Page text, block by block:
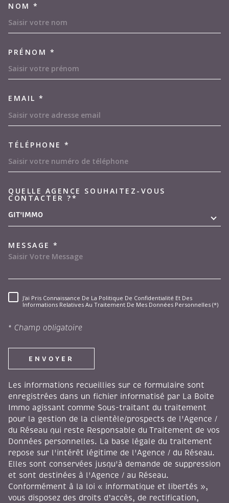
NOM *
PRÉNOM *
EMAIL *
TÉLÉPHONE *
QUELLE AGENCE SOUHAITEZ-VOUS
CONTACTER ?*
GIT'IMMO
MESSAGE *
RÈGLEMENTATION
J'ai Pris Connaissance De La Politique De Confidentialité Et Des
Informations Relatives Au Traitement De Mes Données Personnelles (*)
* Champ obligatoire
ENVOYER
Les informations recueillies sur ce formulaire sont
enregistrées dans un fichier informatisé par La Boite
Immo agissant comme Sous-traitant du traitement
pour la gestion de la clientèle/prospects de l'Agence /
du Réseau qui reste Responsable du Traitement de vos
Données personnelles. La base légale du traitement
repose sur l'intérêt légitime de l'Agence / du Réseau.
Elles sont conservées jusqu'à demande de suppression
et sont destinées à l'Agence / au Réseau.
Conformément à la loi « informatique et libertés »,
vous disposez des droits d’accès, de rectification,